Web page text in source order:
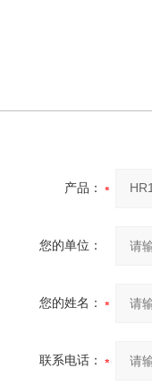
产品：
您的单位：
您的姓名：
联系电话：